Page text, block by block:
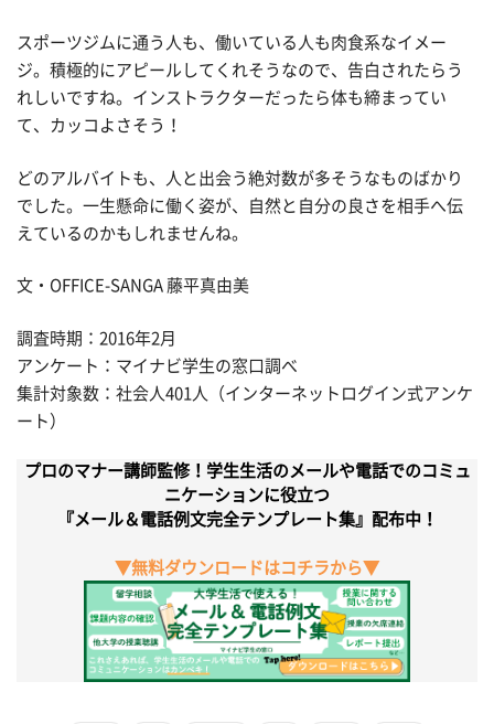
スポーツジムに通う人も、働いている人も肉食系なイメー
ジ。積極的にアピールしてくれそうなので、告白されたらう
れしいですね。インストラクターだったら体も締まってい
て、カッコよさそう！
どのアルバイトも、人と出会う絶対数が多そうなものばかり
でした。一生懸命に働く姿が、自然と自分の良さを相手へ伝
えているのかもしれませんね。
文・OFFICE-SANGA 藤平真由美
調査時期：2016年2月
アンケート：マイナビ学生の窓口調べ
集計対象数：社会人401人（インターネットログイン式アンケ
ート）
プロのマナー講師監修！学生生活のメールや電話でのコミュ
ニケーションに役立つ
『メール＆電話例文完全テンプレート集』配布中！
▼無料ダウンロードはコチラから▼